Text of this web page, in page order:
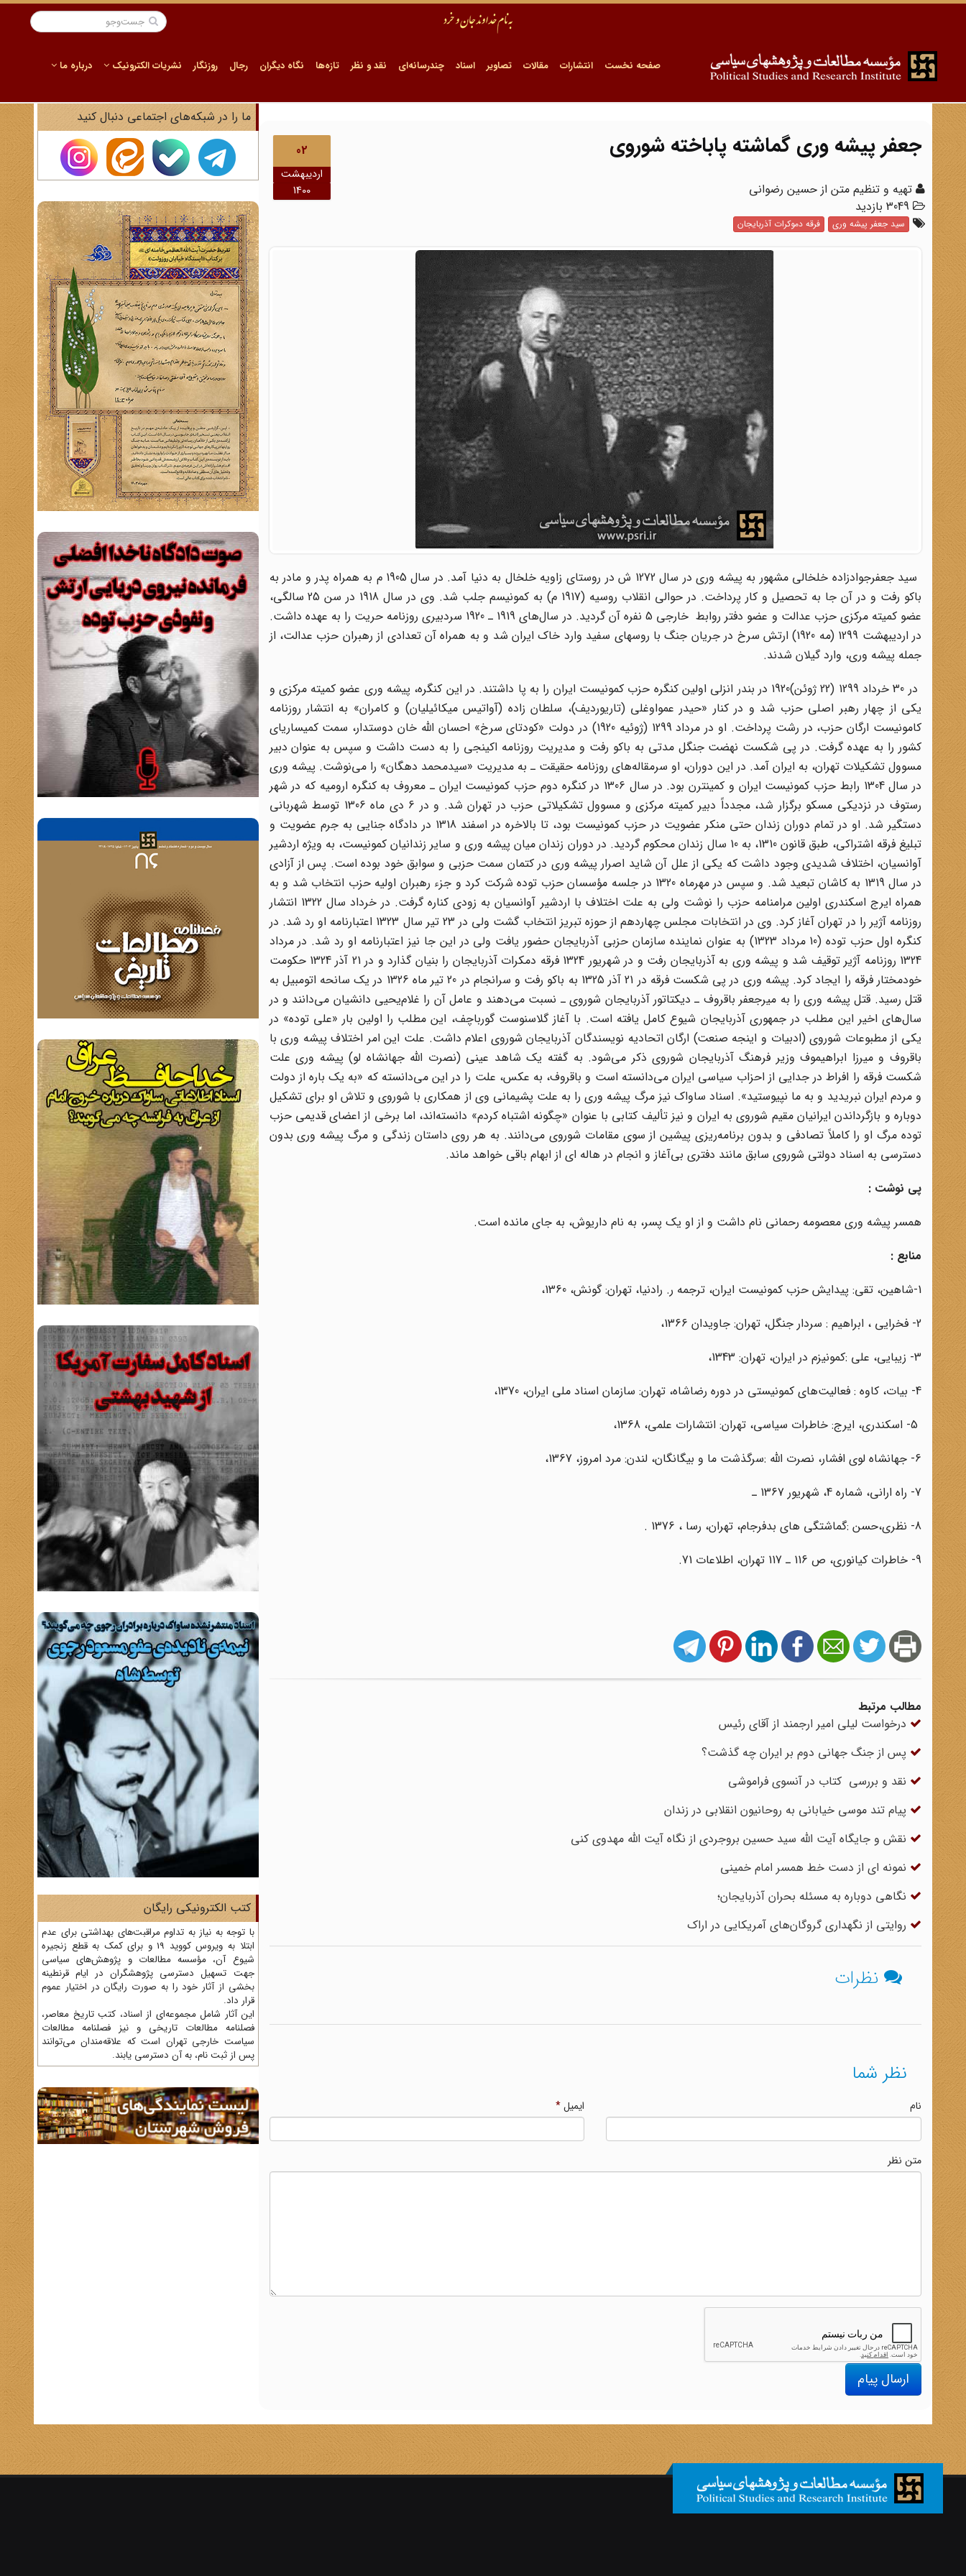
صفحه نخست انتشارات مقالات تصاویر اسناد چندرسانه‌ای نقد و نظر تازه‌ها نگاه دیگران رجال روزنگار نشریات الکترونیک درباره ما
02
اردیبهشت
1400
جعفر پیشه وری گماشته پاباخته شوروی
تهیه و تنظیم متن از حسین رضوانی
سید جعفر پیشه وری فرقه دموکرات آذربایجان
سید جعفرجوادزاده خلخالی مشهور به پیشه وری در سال 1272 ش در روستای زاویه خلخال به دنیا آمد. در سال 1905 م به همراه پدر و مادر به
باکو رفت و در آن جا به تحصیل و کار پرداخت‌. در حوالی انقلاب روسیه (1917 م‌) به کمونیسم جلب شد. وی در سال 1918 در سن 25 سالگی‌،
عضو کمیته مرکزی حزب عدالت و عضو دفتر روابط خارجی 5 نفره آن گردید. در سال‌های 1919 ـ 1920 سردبیری روزنامه حریت را به عهده داشت‌.
در اردیبهشت 1299 (مه 1920) ارتش سرخ در جریان جنگ با روسهای سفید وارد خاک ایران شد و به همراه آن تعدادی از رهبران حزب عدالت‌، از
جمله پیشه وری‌، وارد گیلان شدند.
در 30 خرداد 1299 (22 ژوئن‌)1920 در بندر انزلی اولین کنگره حزب کمونیست ایران را به پا داشتند. در این کنگره‌، پیشه وری عضو کمیته مرکزی و
یکی از چهار رهبر اصلی حزب شد و در کنار «حیدر عمواوغلی (تاریوردیف‌)، سلطان زاده (آواتیس میکائیلیان‌) و کامران‌» به انتشار روزنامه
کامونیست ارگان حزب‌، در رشت پرداخت‌. او در مرداد 1299 (ژوئیه 1920) در دولت «کودتای سرخ‌» احسان الله خان دوستدار، سمت کمیساریای
کشور را به عهده گرفت‌. در پی شکست نهضت جنگل مدتی به باکو رفت و مدیریت روزنامه اکینجی را به دست داشت و سپس به عنوان دبیر
مسوول تشکیلات تهران‌، به ایران آمد. در این دوران‌، او سرمقاله‌های روزنامه حقیقت ـ به مدیریت «سیدمحمد دهگان‌» را می‌نوشت‌. پیشه وری
در سال 1304 رابط حزب کمونیست ایران و کمینترن بود. در سال 1306 در کنگره دوم حزب کمونیست ایران ـ معروف به کنگره ارومیه که در شهر
رستوف در نزدیکی مسکو برگزار شد، مجدداً دبیر کمیته مرکزی و مسوول تشکیلاتی حزب در تهران شد. و در 6 دی ماه 1306 توسط شهربانی
دستگیر شد. او در تمام دوران زندان حتی منکر عضویت در حزب کمونیست بود، تا بالاخره در اسفند 1318 در دادگاه جنایی به جرم عضویت و
تبلیغ فرقه اشتراکی‌، طبق قانون 1310، به 10 سال زندان محکوم گردید. در دوران زندان میان پیشه وری و سایر زندانیان کمونیست‌، به ویژه اردشیر
آوانسیان‌، اختلاف شدیدی وجود داشت که یکی از علل آن شاید اصرار پیشه وری در کتمان سمت حزبی و سوابق خود بوده است‌. پس از آزادی
در سال 1319 به کاشان تبعید شد. و سپس در مهرماه 1320 در جلسه مؤسسان حزب توده شرکت کرد و جزء رهبران اولیه حزب انتخاب شد و به
همراه ایرج اسکندری اولین مرامنامه حزب را نوشت ولی به علت اختلاف با اردشیر آوانسیان به زودی کناره گرفت‌. در خرداد سال 1322 انتشار
روزنامه آژیر را در تهران آغاز کرد. وی در انتخابات مجلس چهاردهم از حوزه تبریز انتخاب گشت ولی در 23 تیر سال 1323 اعتبارنامه او رد شد. در
کنگره اول حزب توده (10 مرداد 1323) به عنوان نماینده سازمان حزبی آذربایجان حضور یافت ولی در این جا نیز اعتبارنامه او رد شد. در مرداد
1324 روزنامه آژیر توقیف شد و پیشه وری به آذربایجان رفت و در شهریور 1324 فرقه دمکرات آذربایجان را بنیان گذارد و در 21 آذر 1324 حکومت
خودمختار فرقه را ایجاد کرد. پیشه وری در پی شکست فرقه در 21 آذر 1325 به باکو رفت و سرانجام در 20 تیر ماه 1326 در یک سانحه اتومبیل به
قتل رسید. قتل پیشه وری را به میرجعفر باقروف ـ دیکتاتور آذربایجان شوروی ـ نسبت می‌دهند و عامل آن را غلام‌یحیی دانشیان می‌دانند و در
سال‌های اخیر این مطلب در جمهوری آذربایجان شیوع کامل یافته است‌. با آغاز گلاسنوست گورباچف‌، این مطلب را اولین بار «علی توده‌» در
یکی از مطبوعات شوروی (ادبیات و اینجه صنعت‌) ارگان اتحادیه نویسندگان آذربایجان شوروی اعلام داشت‌. علت این امر اختلاف پیشه وری با
باقروف و میرزا ابراهیموف وزیر فرهنگ آذربایجان شوروی ذکر می‌شود. به گفته یک شاهد عینی (نصرت الله جهانشاه لو) پیشه وری علت
شکست فرقه را افراط در جدایی از احزاب سیاسی ایران می‌دانسته است و باقروف‌، به عکس‌، علت را در این می‌دانسته که «به یک باره از دولت
و مردم ایران نبریدید و به ما نپیوستید». اسناد ساواک نیز مرگ پیشه وری را به علت پشیمانی وی از همکاری با شوروی و تلاش او برای تشکیل
دوباره و بازگرداندن ایرانیان مقیم شوروی به ایران و نیز تألیف کتابی با عنوان «چگونه اشتباه کردم‌» دانسته‌اند، اما برخی از اعضای قدیمی حزب
توده مرگ او را کاملاً تصادفی و بدون برنامه‌ریزی پیشین از سوی مقامات شوروی می‌دانند. به هر روی داستان زندگی و مرگ پیشه وری بدون
دسترسی به اسناد دولتی شوروی سابق مانند دفتری بی‌آغاز و انجام در هاله ای از ابهام باقی خواهد ماند.
پی نوشت :
همسر پیشه وری معصومه رحمانی نام داشت و از او یک پسر، به نام داریوش‌، به جای مانده است‌.
منابع :
1-شاهین‌، تقی: پیدایش حزب کمونیست ایران‌، ترجمه ر. رادنیا، تهران: گونش‌، 1360،
2- فخرایی ، ابراهیم : سردار جنگل‌، تهران: جاویدان 1366،
3- زیبایی‌، علی :کمونیزم در ایران‌، تهران: 1343،
4- بیات، کاوه : فعالیت‌های کمونیستی در دوره رضاشاه‌، تهران‌: سازمان اسناد ملی ایران‌، 1370،
6- جهانشاه لوی افشار، نصرت الله :سرگذشت ما و بیگانگان‌، لندن‌: مرد امروز، 1367،
7- راه ارانی‌، شماره 4، شهریور 1367 ـ
8- نظری،حسن :گماشتگی های بدفرجام‌، تهران‌، رسا ، 1376 .
9- خاطرات کیانوری‌، ص 116 ـ 117 تهران‌، اطلاعات 71.
مطالب مرتبط
درخواست لیلی امیر ارجمند از آقای رئیس
پس از جنگ جهانی دوم بر ایران چه گذشت؟
نقد و بررسی کتاب در آنسوی فراموشی
پیام تند موسی خیابانی به روحانیون انقلابی در زندان
نقش و جایگاه آیت الله سید حسین بروجردی از نگاه آیت الله مهدوی کنی
نمونه ای از دست خط همسر امام خمینی
نگاهی دوباره به مسئله بحران آذربایجان؛
روایتی از نگهداری گروگان‌های آمریکایی در اراک
نظرات
نظر شما
نام ایمیل*
متن نظر
ارسال پیام
ما را در شبکه‌های اجتماعی دنبال کنید
کتب الکترونیکی رایگان
با توجه به نیاز به تداوم مراقبت‌های بهداشتی برای عدم
ابتلا به ویروس کووید 19 و برای کمک به قطع زنجیره
شیوع آن، مؤسسه مطالعات و پژوهش‌های سیاسی
جهت تسهیل دسترسی پژوهشگران در ایام قرنطینه
بخشی از آثار خود را به صورت رایگان در اختیار عموم
قرار داد.
این آثار شامل مجموعه‌ای از اسناد، کتب تاریخ معاصر،
فصلنامه‌ مطالعات تاریخی و نیز فصلنامه مطالعات
سیاست خارجی تهران است که علاقه‌مندان می‌توانند
پس از ثبت نام، به آن دسترسی یابند.